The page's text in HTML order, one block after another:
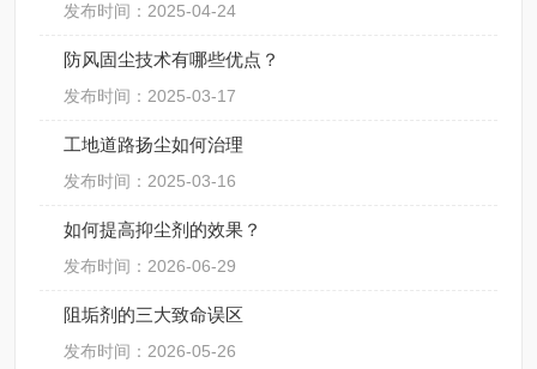
发布时间：2025-04-24
防风固尘技术有哪些优点？
发布时间：2025-03-17
工地道路扬尘如何治理
发布时间：2025-03-16
如何提高抑尘剂的效果？
发布时间：2026-06-29
阻垢剂的三大致命误区
发布时间：2026-05-26